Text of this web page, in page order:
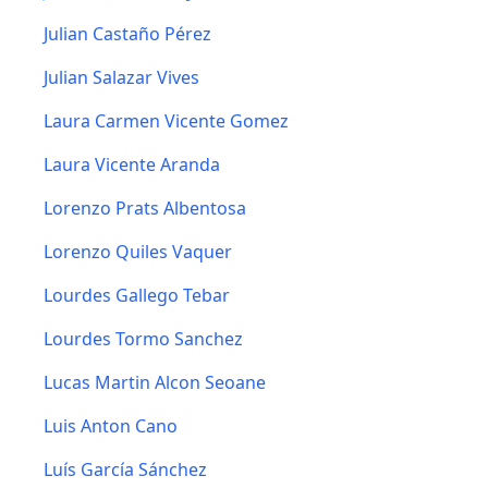
Julian Castaño Pérez
Julian Salazar Vives
Laura Carmen Vicente Gomez
Laura Vicente Aranda
Lorenzo Prats Albentosa
Lorenzo Quiles Vaquer
Lourdes Gallego Tebar
Lourdes Tormo Sanchez
Lucas Martin Alcon Seoane
Luis Anton Cano
Luís García Sánchez